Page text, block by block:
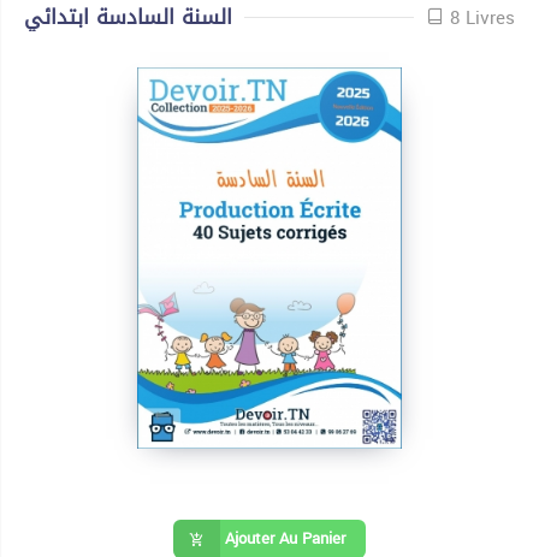
السنة السادسة ابتدائي 8 Livres
Ajouter Au Panier